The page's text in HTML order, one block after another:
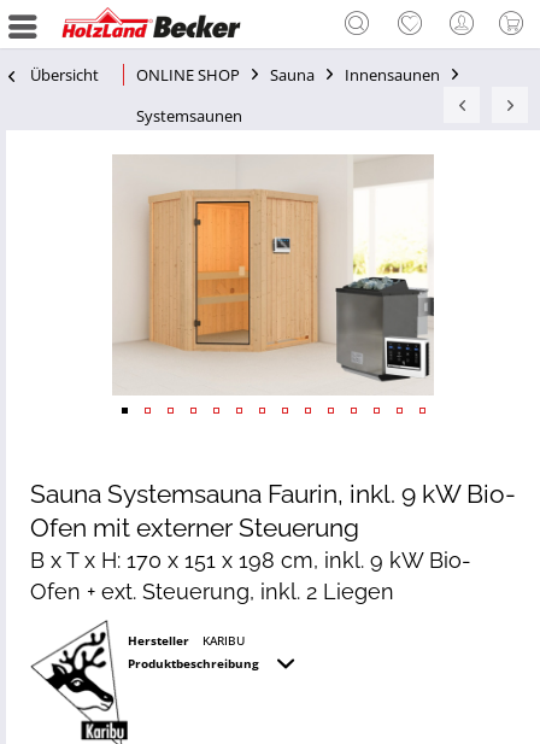
Übersicht ONLINE SHOP Sauna
Innensaunen
Systemsaunen
Sauna Systemsauna Faurin, inkl. 9 kW Bio-
Ofen mit externer Steuerung
B x T x H: 170 x 151 x 198 cm, inkl. 9 kW Bio-
Ofen + ext. Steuerung, inkl. 2 Liegen
Hersteller
KARIBU
Produktbeschreibung